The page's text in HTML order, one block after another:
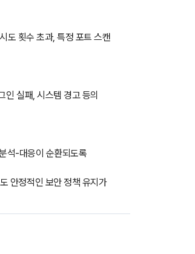
도 횟수 초과, 특정 포트 스캔
실패, 시스템 경고 등의
석-대응이 순환되도록
안정적인 보안 정책 유지가